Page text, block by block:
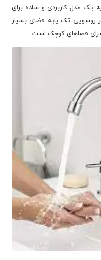
یک مدل کاربردی و ساده برای
روشویی تک پایه فضای بسیار
فضاهای کوچک است.